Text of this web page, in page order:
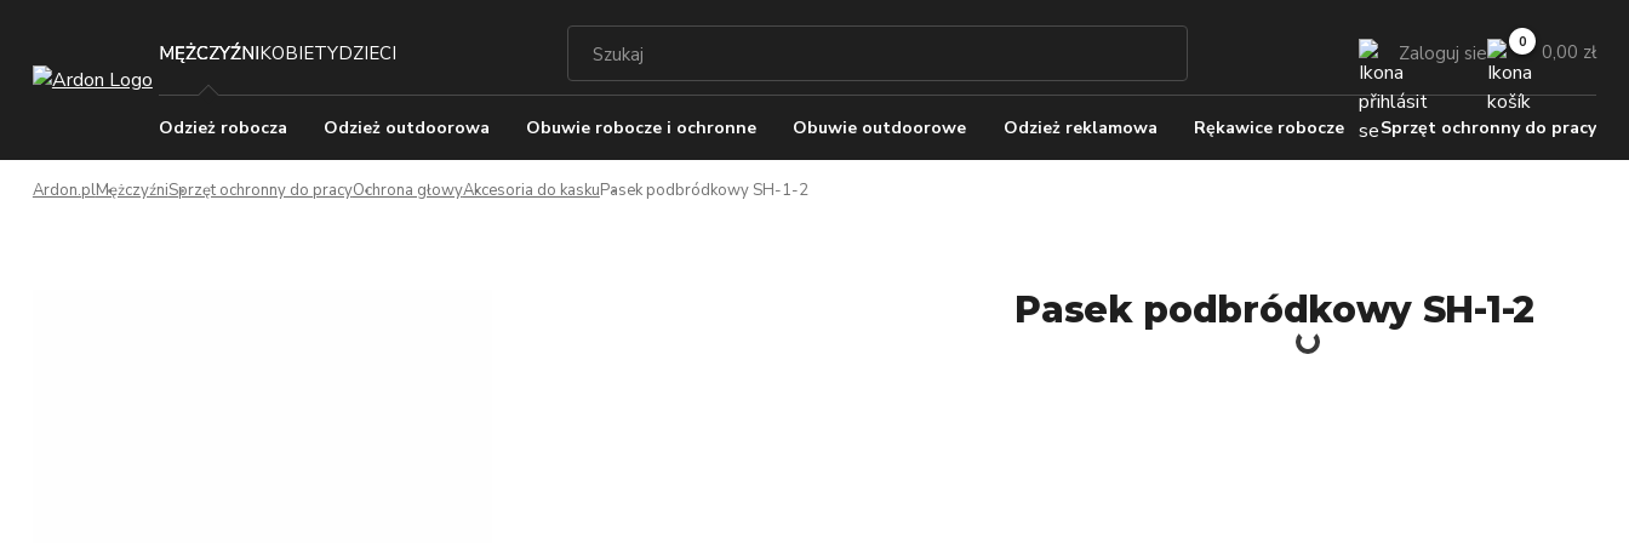
MĘŻCZYŹNIKOBIETYDZIECI Zaloguj sie 0,00 zł
Odzież robocza Odzież outdoorowa Obuwie robocze i ochronne Obuwie outdoorowe Odzież reklamowa Rękawice robocze Sprzęt ochronny do pracy
Ardon.plMężczyźniSprzęt ochronny do pracyOchrona głowyAkcesoria do kaskuPasek podbródkowy SH-1-2
Pasek podbródkowy SH-1-2